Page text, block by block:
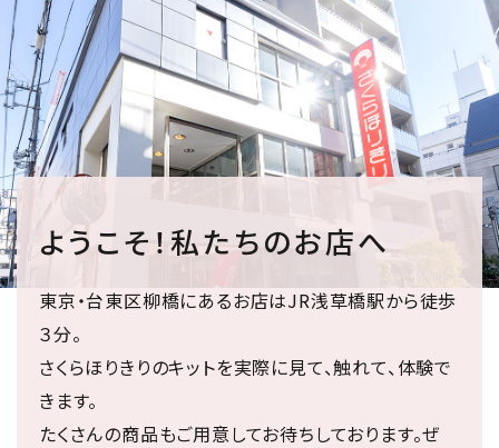
ようこそ！私たちのお店へ
東京・台東区柳橋にあるお店はJR浅草橋駅から徒歩
３分。
さくらほりきりのキットを実際に見て、触れて、体験で
きます。
たくさんの商品もご用意してお待ちしております。ぜ